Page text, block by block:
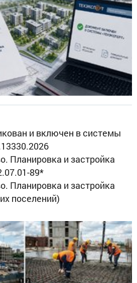
и включен в системы
Планировка и застройка
89*
Планировка и застройка
поселений)